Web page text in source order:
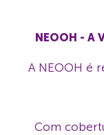
NEOOH - A
A NEOOH é
Com